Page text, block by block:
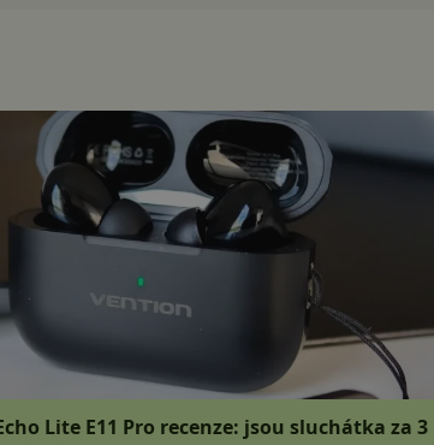
Lite E11 Pro recenze: jsou sluchátka za 3